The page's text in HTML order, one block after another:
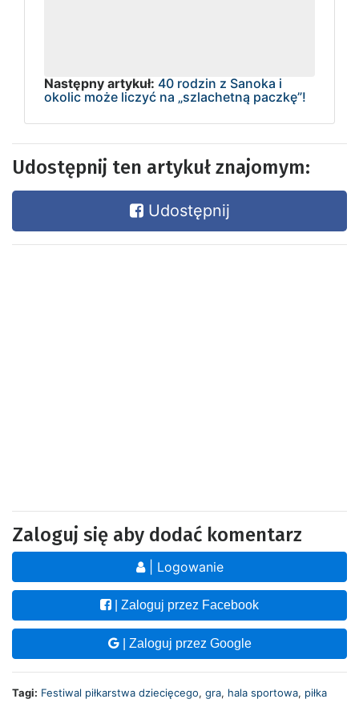
Następny artykuł: 40 rodzin z Sanoka i
okolic może liczyć na „szlachetną paczkę”!
Udostępnij ten artykuł znajomym:
Udostępnij
Zaloguj się aby dodać komentarz
| Logowanie
| Zaloguj przez Facebook
| Zaloguj przez Google
Tagi: Festiwal piłkarstwa dziecięcego, gra, hala sportowa, piłka